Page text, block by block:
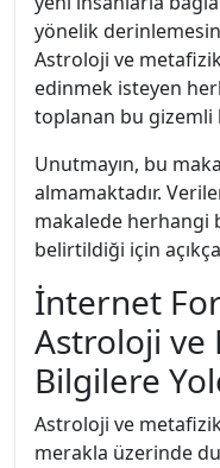
yönelik
Astroloji ve
edinmek isteyen
toplanan bu gizemli
Unutmayın, bu
almamaktadır.
makalede herhangi
belirtildiği için
İnternet
Astroloji ve
Bilgilere
Astroloji ve
merakla üzerinde